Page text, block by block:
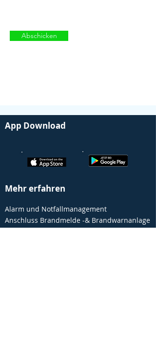
Abschicken
App Download
Mehr erfahren
Alarm und Notfallmanagement
Anschluss Brandmelde -& Brandwarnanlage